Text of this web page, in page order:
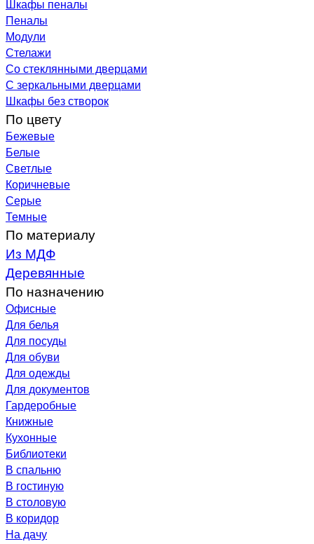
Шкафы пеналы
Пеналы
Модули
Стелажи
Со стеклянными дверцами
С зеркальными дверцами
Шкафы без створок
По цвету
Бежевые
Белые
Светлые
Коричневые
Серые
Темные
По материалу
Из МДФ
Деревянные
По назначению
Офисные
Для белья
Для посуды
Для обуви
Для одежды
Для документов
Гардеробные
Книжные
Кухонные
Библиотеки
В спальню
В гостиную
В столовую
В коридор
На дачу